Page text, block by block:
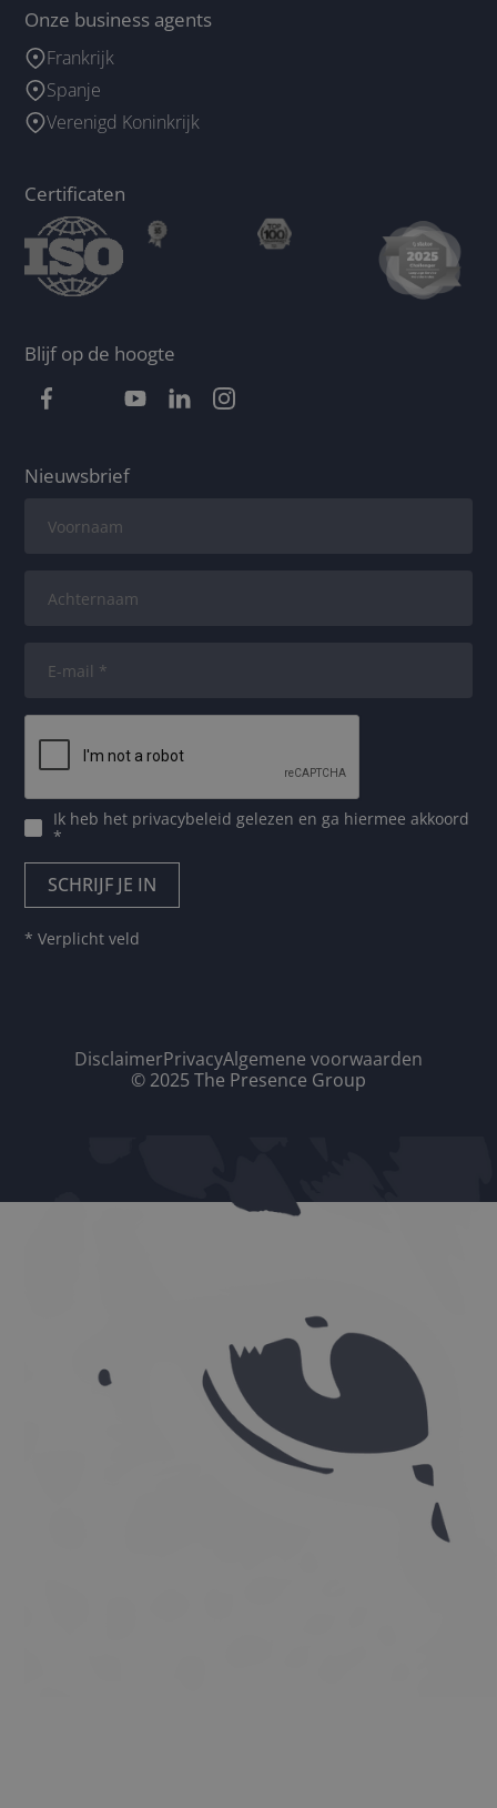
Onze business agents
Frankrijk
Spanje
Verenigd Koninkrijk
Certificaten
Blijf op de hoogte
Nieuwsbrief
Ik heb het privacybeleid gelezen en ga hiermee akkoord
*
* Verplicht veld
DisclaimerPrivacyAlgemene voorwaarden
© 2025 The Presence Group